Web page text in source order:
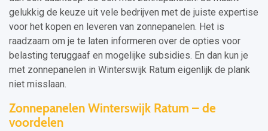
gelukkig de keuze uit vele bedrijven met de juiste expertise
voor het kopen en leveren van zonnepanelen. Het is
raadzaam om je te laten informeren over de opties voor
belasting teruggaaf en mogelijke subsidies. En dan kun je
met zonnepanelen in Winterswijk Ratum eigenlijk de plank
niet misslaan.
Zonnepanelen Winterswijk Ratum – de
voordelen